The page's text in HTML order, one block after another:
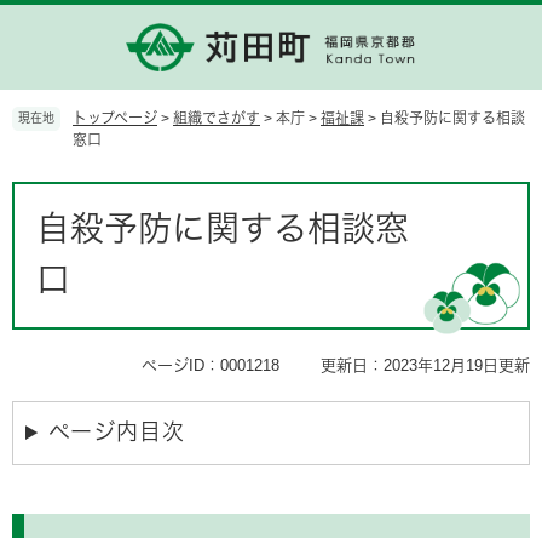
の
す。
ー
し
現在地 トップページ > 組織でさがす > 本庁 > 福祉課 > 自殺予防に関する相談
窓口
自殺予防に関する相談窓
口
ページID：0001218 更新日：2023年12月19日更新
ページ内目次